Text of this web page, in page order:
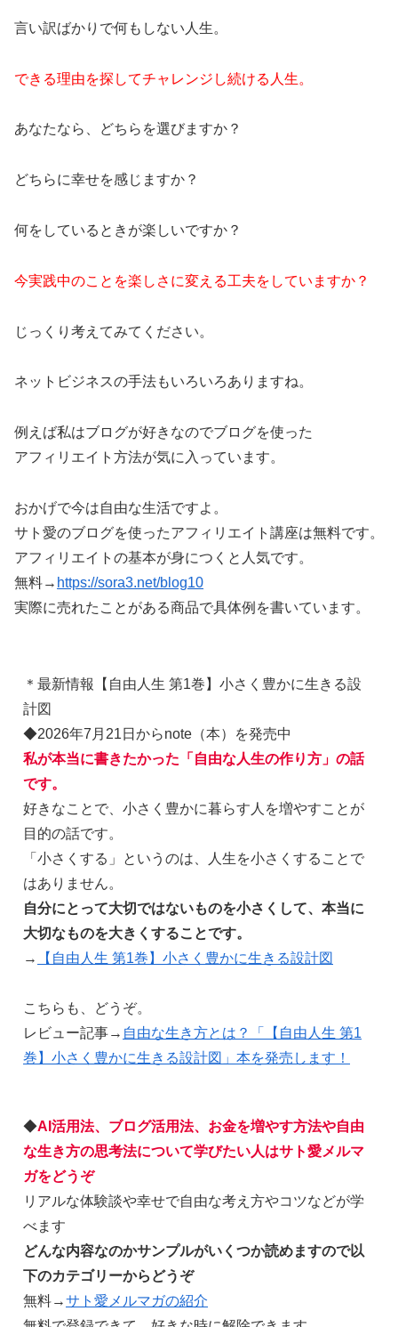
言い訳ばかりで何もしない人生。
できる理由を探してチャレンジし続ける人生。
あなたなら、どちらを選びますか？
どちらに幸せを感じますか？
何をしているときが楽しいですか？
今実践中のことを楽しさに変える工夫をしていますか？
じっくり考えてみてください。
ネットビジネスの手法もいろいろありますね。
例えば私はブログが好きなのでブログを使った
アフィリエイト方法が気に入っています。
おかげで今は自由な生活ですよ。
サト愛のブログを使ったアフィリエイト講座は無料です。
アフィリエイトの基本が身につくと人気です。
無料→ https://sora3.net/blog10
実際に売れたことがある商品で具体例を書いています。
＊最新情報【自由人生 第1巻】小さく豊かに生きる設
計図
◆2026年7月21日からnote（本）を発売中
私が本当に書きたかった「自由な人生の作り方」の話
です。
好きなことで、小さく豊かに暮らす人を増やすことが
目的の話です。
「小さくする」というのは、人生を小さくすることで
はありません。
自分にとって大切ではないものを小さくして、本当に
大切なものを大きくすることです。
→
【自由人生 第1巻】小さく豊かに生きる設計図
こちらも、どうぞ。
レビュー記事→ 自由な生き方とは？「【自由人生 第1
巻】小さく豊かに生きる設計図」本を発売します！
◆AI活用法、ブログ活用法、お金を増やす方法や自由
な生き方の思考法について学びたい人はサト愛メルマ
ガをどうぞ
リアルな体験談や幸せで自由な考え方やコツなどが学
べます
どんな内容なのかサンプルがいくつか読めますので以
下のカテゴリーからどうぞ
無料→サト愛メルマガの紹介